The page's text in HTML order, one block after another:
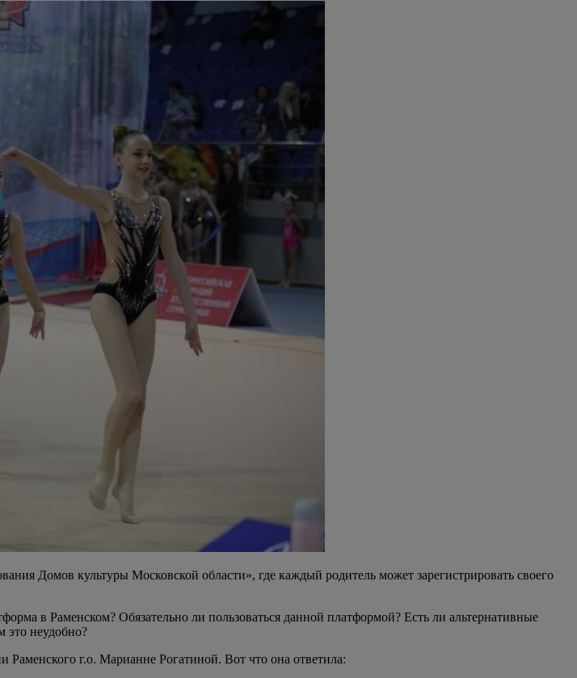
Домов культуры Московской области», где каждый родитель может зарегистрировать своего
в Раменском? Обязательно ли пользоваться данной платформой? Есть ли альтернативные
это неудобно?
г.о. Марианне Рогатиной. Вот что она ответила: